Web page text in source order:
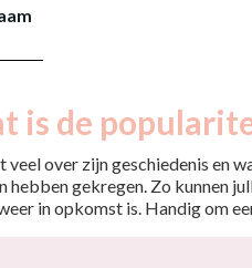
is de
over zijn geschiedenis en
hebben gekregen. Zo kunnen
in opkomst is. Handig om